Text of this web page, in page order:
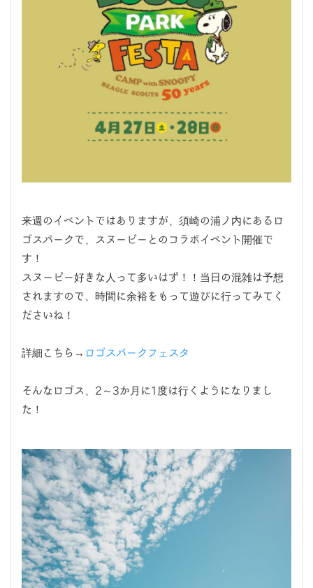
来週のイベントではありますが、須崎の浦ノ内にあるロ
ゴスパークで、スヌーピーとのコラボイベント開催で
す！
スヌーピー好きな人って多いはず！！当日の混雑は予想
されますので、時間に余裕をもって遊びに行ってみてく
ださいね！
詳細こちら→ ロゴスパークフェスタ
そんなロゴス、2～3か月に1度は行くようになりまし
た！